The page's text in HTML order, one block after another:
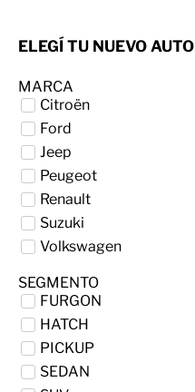
ELEGÍ TU NUEVO AUTO
MARCA
Citroën
Ford
Jeep
Peugeot
Renault
Suzuki
Volkswagen
SEGMENTO
FURGON
HATCH
PICKUP
SEDAN